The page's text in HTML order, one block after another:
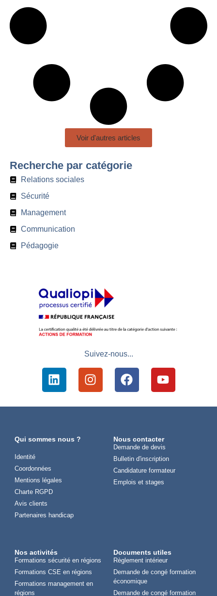
Voir d'autres articles
Recherche par catégorie
Relations sociales
Sécurité
Management
Communication
Pédagogie
Suivez-nous...
Qui sommes nous ?
Identité
Coordonnées
Mentions légales
Charte RGPD
Avis clients
Partenaires handicap
Nous contacter
Demande de devis
Bulletin d'inscription
Candidature formateur
Emplois et stages
Nos activités
Formations sécurité en régions
Formations CSE en régions
Formations management en
régions
Documents utiles
Règlement intérieur
Demande de congé formation
économique
Demande de congé formation